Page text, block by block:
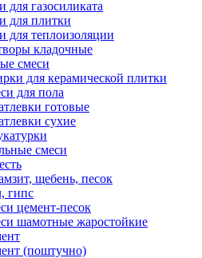
для газосиликата
для плитки
для теплоизоляции
кладочные
смеси
для керамической плитки
для пола
готовые
сухие
смеси
щебень, песок
гипс
цемент-песок
шамотные жаростойкие
(поштучно)